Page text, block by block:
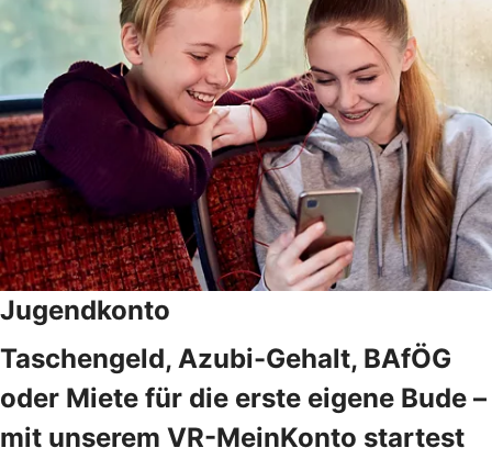
Jugendkonto
Taschengeld, Azubi-Gehalt, BAfÖG
oder Miete für die erste eigene Bude –
mit unserem VR-MeinKonto startest